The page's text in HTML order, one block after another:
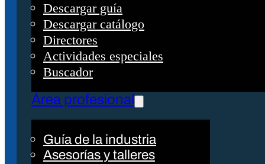
Descargar guía
Descargar catálogo
Directores
Actividades especiales
Buscador
Área profesional
Guía de la industria
Asesorías y talleres